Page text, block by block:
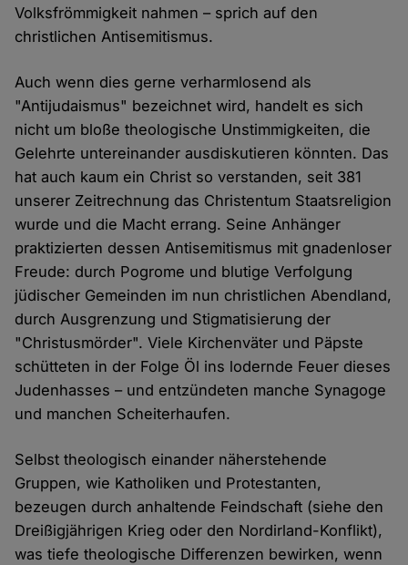
Volksfrömmigkeit nahmen – sprich auf den
christlichen Antisemitismus.
Auch wenn dies gerne verharmlosend als
"Antijudaismus" bezeichnet wird, handelt es sich
nicht um bloße theologische Unstimmigkeiten, die
Gelehrte untereinander ausdiskutieren könnten. Das
hat auch kaum ein Christ so verstanden, seit 381
unserer Zeitrechnung das Christentum Staatsreligion
wurde und die Macht errang. Seine Anhänger
praktizierten dessen Antisemitismus mit gnadenloser
Freude: durch Pogrome und blutige Verfolgung
jüdischer Gemeinden im nun christlichen Abendland,
durch Ausgrenzung und Stigmatisierung der
"Christusmörder". Viele Kirchenväter und Päpste
schütteten in der Folge Öl ins lodernde Feuer dieses
Judenhasses – und entzündeten manche Synagoge
und manchen Scheiterhaufen.
Selbst theologisch einander näherstehende
Gruppen, wie Katholiken und Protestanten,
bezeugen durch anhaltende Feindschaft (siehe den
Dreißigjährigen Krieg oder den Nordirland-Konflikt),
was tiefe theologische Differenzen bewirken, wenn